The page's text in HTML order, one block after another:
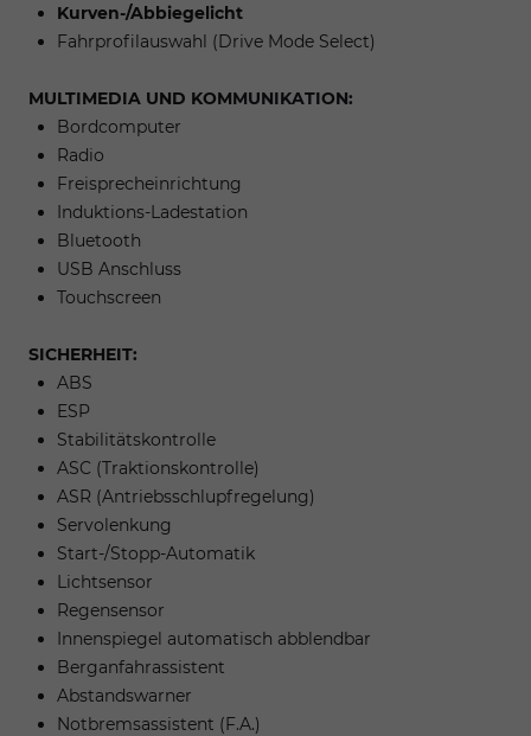
Kurven-/Abbiegelicht
Fahrprofilauswahl (Drive Mode Select)
MULTIMEDIA UND KOMMUNIKATION:
Bordcomputer
Radio
Freisprecheinrichtung
Induktions-Ladestation
Bluetooth
USB Anschluss
Touchscreen
SICHERHEIT:
ABS
ESP
Stabilitätskontrolle
ASC (Traktionskontrolle)
ASR (Antriebsschlupfregelung)
Servolenkung
Start-/Stopp-Automatik
Lichtsensor
Regensensor
Innenspiegel automatisch abblendbar
Berganfahrassistent
Abstandswarner
Notbremsassistent (F.A.)